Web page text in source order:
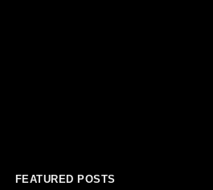
FEATURED POSTS